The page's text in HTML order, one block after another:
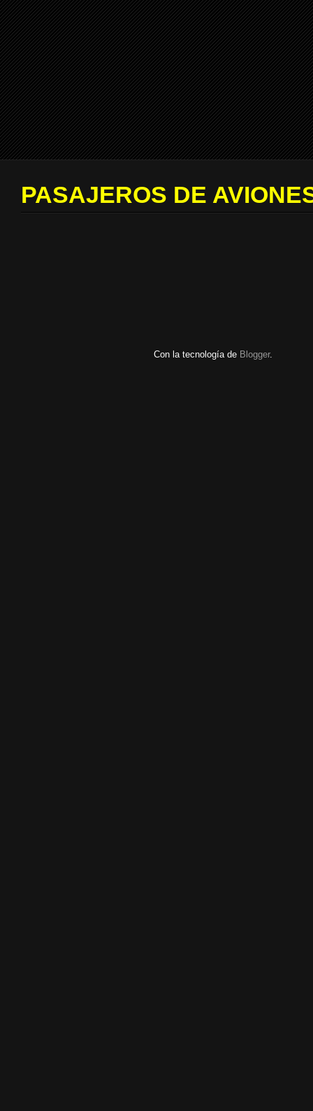
PASAJEROS DE
Con la tecnología de Blogger.